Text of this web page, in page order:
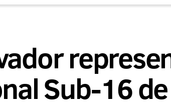
Sub-16